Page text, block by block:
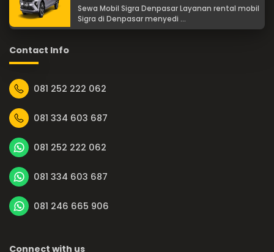
Sewa Mobil Sigra Denpasar Layanan rental mobil
Sigra di Denpasar menyedi ...
Contact Info
081 252 222 062
081 334 603 687
081 252 222 062
081 334 603 687
081 246 665 906
Connect with us